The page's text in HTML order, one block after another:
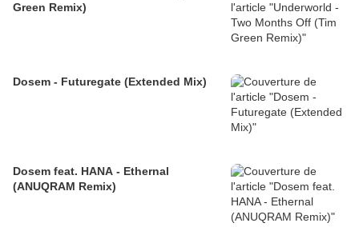
Green Remix)
Dosem - Futuregate (Extended Mix)
Dosem feat. HANA - Ethernal
(ANUQRAM Remix)